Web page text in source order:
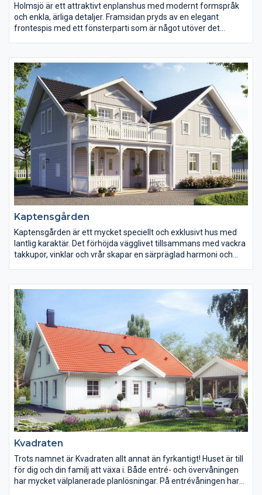
Holmsjö är ett attraktivt enplanshus med modernt formspråk
och enkla, ärliga detaljer. Framsidan pryds av en elegant
frontespis med ett fönsterparti som är något utöver det
Kaptensgården
Kaptensgården är ett mycket speciellt och exklusivt hus med
lantlig karaktär. Det förhöjda vägglivet tillsammans med vackra
takkupor, vinklar och vrår skapar en särpräglad harmoni och
meters takhöjd.
Kvadraten
Trots namnet är Kvadraten allt annat än fyrkantigt! Huset är till
för dig och din familj att växa i. Både entré- och övervåningen
har mycket välplanerade planlösningar. På entrévåningen har